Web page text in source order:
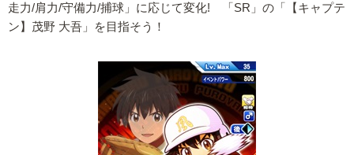
走力/肩力/守備力/捕球」に応じて変化! 「SR」の「【キャプテ
ン】茂野 大吾」を目指そう！